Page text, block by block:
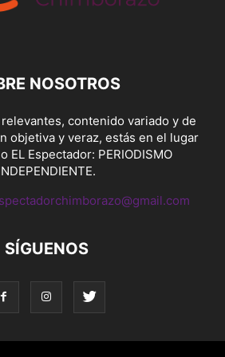
NOSOTROS
contenido variado y de
objetiva y veraz, estás en el lugar
EL Espectador: PERIODISMO
SÍGUENOS